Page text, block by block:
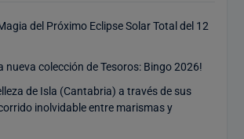
del Próximo Eclipse Solar Total del 12
nueva colección de Tesoros: Bingo 2026!
de Isla (Cantabria) a través de sus
inolvidable entre marismas y